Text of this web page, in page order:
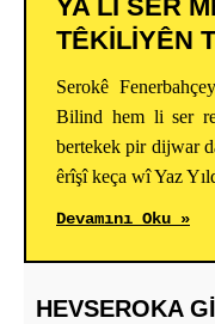
YA LI SER
TÊKILIYÊN
Serokê
Bilind hem li ser
bertekek pir dijwar
êrîşî keça wî Yaz
Devamını Oku »
HEVSEROKA